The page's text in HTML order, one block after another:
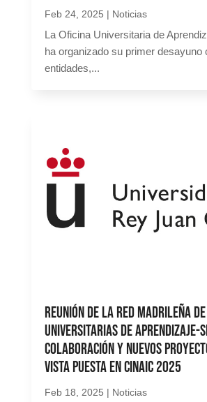
Feb 24, 2025 | Noticias
La Oficina Universitaria de
ha organizado su primer desayuno
entidades,...
Reunión de la Red Madrileña
Universitarias de Aprendizaje-
colaboración y nuevos
vista puesta en CINAIC 2025
Feb 18, 2025 | Noticias